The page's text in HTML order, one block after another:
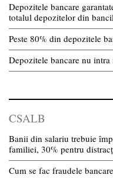
Depozitele bancare
totalul depozitelor din
Peste 80% din depozitele
Depozitele bancare nu
CSALB
Banii din salariu trebuie
familiei, 30% pentru
Cum se fac fraudele